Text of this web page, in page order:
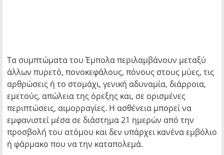
Τα συμπτώματα του Έμπολα περιλαμβάνουν μεταξύ
άλλων πυρετό, πονοκεφάλους, πόνους στους μύες, τις
αρθρώσεις ή το στομάχι, γενική αδυναμία, διάρροια,
εμετούς, απώλεια της όρεξης και, σε ορισμένες
περιπτώσεις, αιμορραγίες. Η ασθένεια μπορεί να
εμφανιστεί μέσα σε διάστημα 21 ημερών από την
προσβολή του ατόμου και δεν υπάρχει κανένα εμβόλιο
ή φάρμακο που να την καταπολεμά.